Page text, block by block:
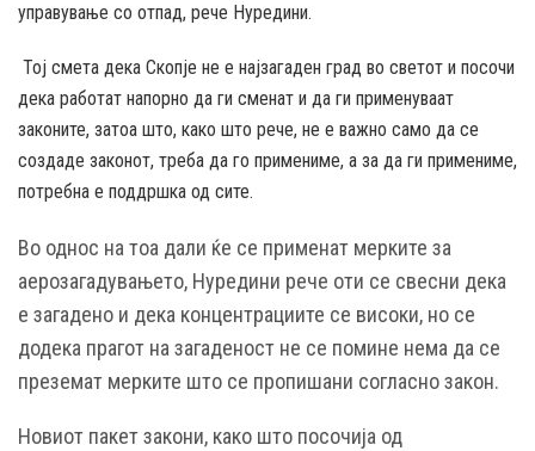
управување со отпад, рече Нуредини.
Тој смета дека Скопје не е најзагаден град во светот и посочи
дека работат напорно да ги сменат и да ги применуваат
законите, затоа што, како што рече, не е важно само да се
создаде законот, треба да го примениме, а за да ги примениме,
потребна е поддршка од сите.
Во однос на тоа дали ќе се применат мерките за
аерозагадувањето, Нуредини рече оти се свесни дека
е загадено и дека концентрациите се високи, но се
додека прагот на загаденост не се помине нема да се
преземат мерките што се пропишани согласно закон.
Новиот пакет закони, како што посочија од